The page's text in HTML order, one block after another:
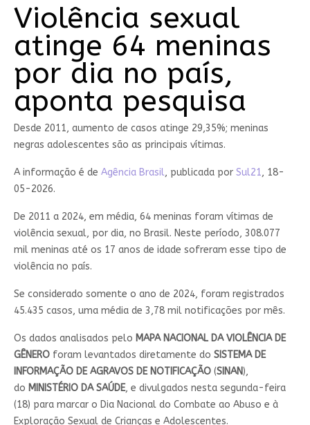
Violência sexual
atinge 64 meninas
por dia no país,
aponta pesquisa
Desde 2011, aumento de casos atinge 29,35%; meninas
negras adolescentes são as principais vítimas.
A informação é de Agência Brasil, publicada por Sul21, 18-
05-2026.
De 2011 a 2024, em média, 64 meninas foram vítimas de
violência sexual, por dia, no Brasil. Neste período, 308.077
mil meninas até os 17 anos de idade sofreram esse tipo de
violência no país.
Se considerado somente o ano de 2024, foram registrados
45.435 casos, uma média de 3,78 mil notificações por mês.
Os dados analisados pelo MAPA NACIONAL DA VIOLÊNCIA DE
GÊNEROforam levantados diretamente do SISTEMA DE
INFORMAÇÃO DE AGRAVOS DE NOTIFICAÇÃO(SINAN),
do MINISTÉRIO DA SAÚDE, e divulgados nesta segunda-feira
(18) para marcar o Dia Nacional do Combate ao Abuso e à
Exploração Sexual de Crianças e Adolescentes.